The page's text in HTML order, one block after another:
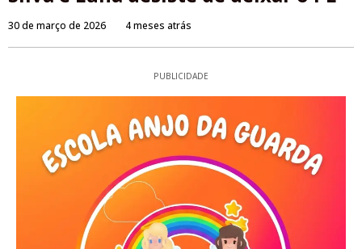
30 de março de 2026 4 meses atrás
PUBLICIDADE